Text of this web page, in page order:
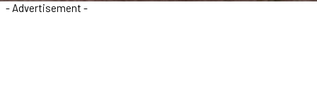
- Advertisement -